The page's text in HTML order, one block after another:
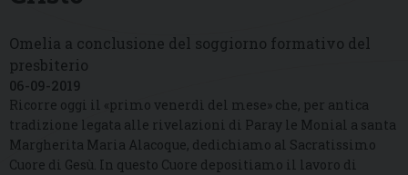
Omelia a conclusione del soggiorno formativo del
presbiterio
06-09-2019
Ricorre oggi il «primo venerdì del mese» che, per antica
tradizione legata alle rivelazioni di Paray le Monial a santa
Margherita Maria Alacoque, dedichiamo al Sacratissimo
Cuore di Gesù. In questo Cuore depositiamo il lavoro di